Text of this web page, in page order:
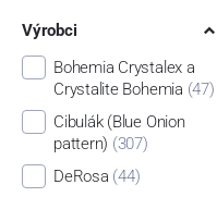
Výrobci
Bohemia Crystalex a
Crystalite Bohemia (47)
Cibulák (Blue Onion
pattern) (307)
DeRosa (44)